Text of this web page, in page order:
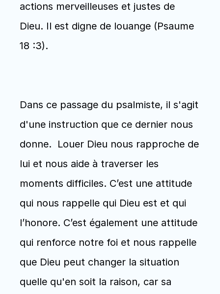
actions merveilleuses et justes de
Dieu. Il est digne de louange (Psaume
18 :3).
Dans ce passage du psalmiste, il s'agit
d'une instruction que ce dernier nous
donne.  Louer Dieu nous rapproche de
lui et nous aide à traverser les
moments difficiles. C’est une attitude
qui nous rappelle qui Dieu est et qui
l’honore. C’est également une attitude
qui renforce notre foi et nous rappelle
que Dieu peut changer la situation
quelle qu'en soit la raison, car sa